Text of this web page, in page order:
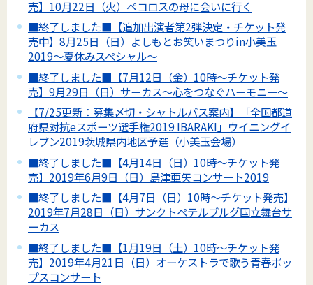
売】10月22日（火）ペコロスの母に会いに行く
■終了しました■【追加出演者第2弾決定・チケット発
売中】8月25日（日）よしもとお笑いまつりin小美玉
2019～夏休みスペシャル～
■終了しました■【7月12日（金）10時～チケット発
売】9月29日（日）サーカス～心をつなぐハーモニー～
【7/25更新：募集〆切・シャトルバス案内】「全国都道
府県対抗eスポーツ選手権2019 IBARAKI」ウイニングイ
レブン2019茨城県内地区予選（小美玉会場）
■終了しました■【4月14日（日）10時～チケット発
売】2019年6月9日（日）島津亜矢コンサート2019
■終了しました■【4月7日（日）10時～チケット発売】
2019年7月28日（日）サンクトペテルブルグ国立舞台サ
ーカス
■終了しました■【1月19日（土）10時～チケット発
売】2019年4月21日（日）オーケストラで歌う青春ポッ
プスコンサート